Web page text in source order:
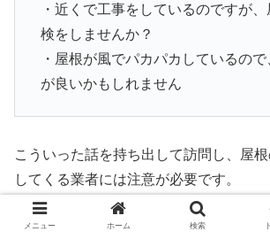
・近くで工事をしているのですが
検をしませんか？
・屋根が風でパカパカしているの
が良いかもしれません
こういった話を持ち出して訪問し、屋
してくる業者には注意が必要です。
本当であれば壊れていないのに、必要
メニュー ホーム 検索